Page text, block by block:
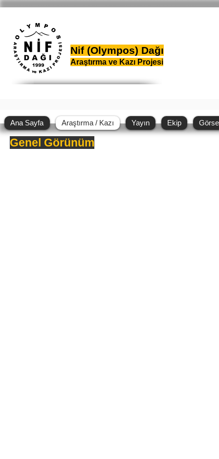
Nif (Olympos) Dağı
Araştırma ve Kazı Projesi
Ana Sayfa Araştırma / Kazı Yayın Ekip
Genel Görünüm